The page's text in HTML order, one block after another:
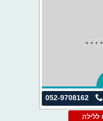
052-9708162
₪ ללילה